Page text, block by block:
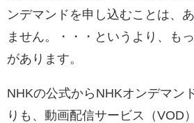
ンデマンドを申し込むことは、
ません。・・・というより、も
があります。
NHKの公式からNHKオンデマン
りも、動画配信サービス（VOD